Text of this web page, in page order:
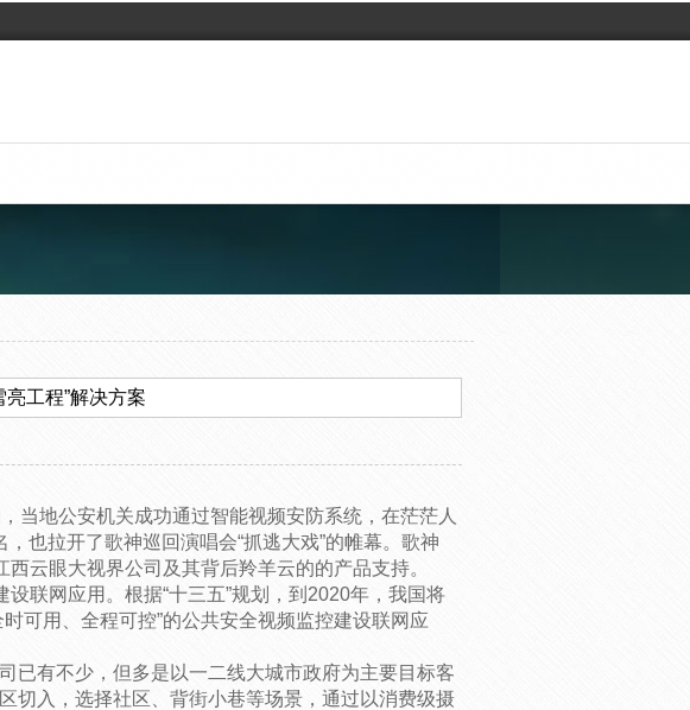
工程”解决方案
当地公安机关成功通过智能视频安防系统，在茫茫人
也拉开了歌神巡回演唱会“抓逃大戏”的帷幕。歌神
西云眼大视界公司及其背后羚羊云的的产品支持。
设联网应用。根据“十三五”规划，到2020年，我国将
可用、全程可控”的公共安全视频监控建设联网应
已有不少，但多是以一二线大城市政府为主要目标客
切入，选择社区、背街小巷等场景，通过以消费级摄